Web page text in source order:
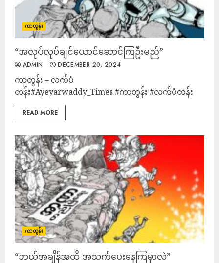
ကာတွန်း
“အလုပ်လုပ်ချင်ယောင်ဆောင်ကြဦးမည်”
ADMIN DECEMBER 20, 2024
ကာတွန်း – လက်ပံ
တန်း#Ayeyarwaddy_Times #ကာတွန်း #လက်ပံတန်း
READ MORE
ကာတွန်း
“ဘယ်အချိန်အထိ အသက်ပေးနေကြမှာလဲ”